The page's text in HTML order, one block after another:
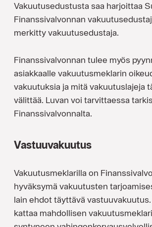
Vakuutusedustusta saa harjoittaa
Finanssivalvonnan
merkitty vakuutusedustaja.
Finanssivalvonnan tulee myös
asiakkaalle vakuutusmeklarin
vakuutuksia ja mitä vakuutuslajeja
välittää. Luvan voi tarvittaessa
Finanssivalvonnalta.
Vastuuvakuutus
Vakuutusmeklarilla on
hyväksymä vakuutusten
lain ehdot täyttävä
kattaa mahdollisen